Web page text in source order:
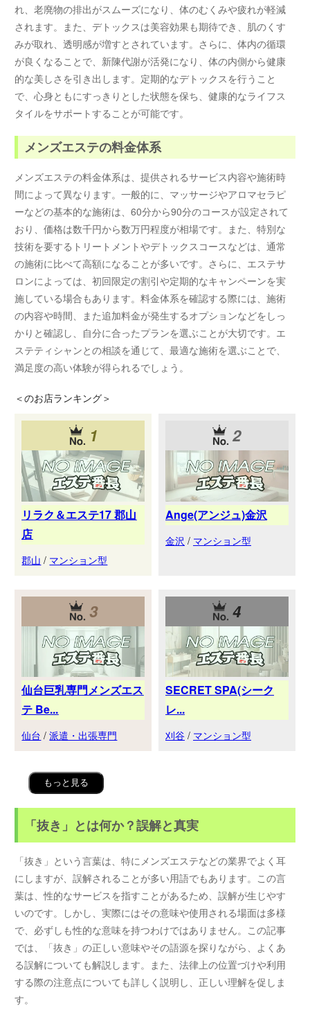
れ、老廃物の排出がスムーズになり、体のむくみや疲れが軽減
されます。また、デトックスは美容効果も期待でき、肌のくす
みが取れ、透明感が増すとされています。さらに、体内の循環
が良くなることで、新陳代謝が活発になり、体の内側から健康
的な美しさを引き出します。定期的なデトックスを行うこと
で、心身ともにすっきりとした状態を保ち、健康的なライフス
タイルをサポートすることが可能です。
メンズエステの料金体系
メンズエステの料金体系は、提供されるサービス内容や施術時
間によって異なります。一般的に、マッサージやアロマセラピ
ーなどの基本的な施術は、60分から90分のコースが設定されて
おり、価格は数千円から数万円程度が相場です。また、特別な
技術を要するトリートメントやデトックスコースなどは、通常
の施術に比べて高額になることが多いです。さらに、エステサ
ロンによっては、初回限定の割引や定期的なキャンペーンを実
施している場合もあります。料金体系を確認する際には、施術
の内容や時間、また追加料金が発生するオプションなどをしっ
かりと確認し、自分に合ったプランを選ぶことが大切です。エ
ステティシャンとの相談を通じて、最適な施術を選ぶことで、
満足度の高い体験が得られるでしょう。
＜のお店ランキング＞
1
リラク＆エステ17 郡山
店
郡山 / マンション型
2
Ange(アンジュ)金沢
金沢 / マンション型
3
仙台巨乳専門メンズエス
テ Be...
仙台 /派遣・出張専門
4
SECRET SPA(シーク
レ...
刈谷 / マンション型
もっと見る
「抜き」とは何か？誤解と真実
「抜き」という言葉は、特にメンズエステなどの業界でよく耳
にしますが、誤解されることが多い用語でもあります。この言
葉は、性的なサービスを指すことがあるため、誤解が生じやす
いのです。しかし、実際にはその意味や使用される場面は多様
で、必ずしも性的な意味を持つわけではありません。この記事
では、「抜き」の正しい意味やその語源を探りながら、よくあ
る誤解についても解説します。また、法律上の位置づけや利用
する際の注意点についても詳しく説明し、正しい理解を促しま
す。